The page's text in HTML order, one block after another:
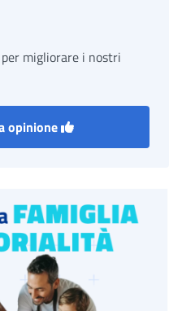
migliorare i nostri
opinione